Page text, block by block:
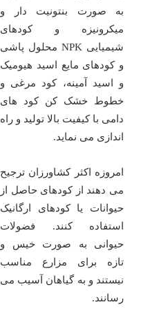
به صورت بنتونیت دار و
میکرونیزه و کودهای
شیمیایی NPK محلول پاشی
و کودهای مایع اسید هیومیک
و اسید آمینه، کود مرغی و
خطوط خشک کن کود های
دامی با کیفیت بالا تولید و راه
اندازی می نماید.
امروزه اکثر کشاورزان ترجیح
می دهند از کودهای حاصل از
حیوانات یا کودهای ارگانیک
استفاده کنند. فضولات
حیوانی به صورت خیس و
تازه برای مزارع مناسب
نیستند و به گیاهان آسیب می
رسانند.